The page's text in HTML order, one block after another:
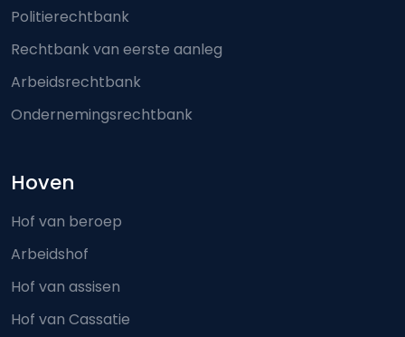
Politierechtbank
Rechtbank van eerste aanleg
Arbeidsrechtbank
Ondernemingsrechtbank
Hoven
Hof van beroep
Arbeidshof
Hof van assisen
Hof van Cassatie